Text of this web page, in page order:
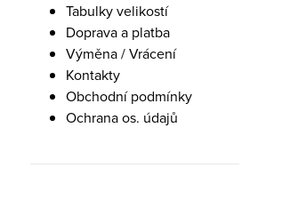
Tabulky velikostí
Doprava a platba
Výměna / Vrácení
Kontakty
Obchodní podmínky
Ochrana os. údajů